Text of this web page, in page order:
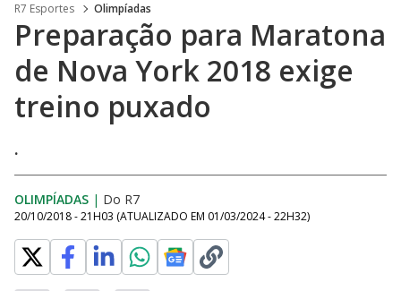
R7 Esportes Olimpíadas
Preparação para Maratona
de Nova York 2018 exige
treino puxado
.
OLIMPÍADAS | Do R7
20/10/2018 - 21H03 (ATUALIZADO EM 01/03/2024 - 22H32)